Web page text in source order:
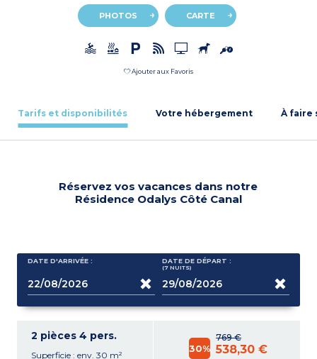
PHOTOS CARTE
Ajouter aux Favoris
Tarifs et disponibilités Votre hébergement À faire
Réservez vos vacances dans notre
Résidence Odalys Côté Canal
DATE D'ARRIVÉE : DATE DE DÉPART :
(7 NUITS)
2 pièces 4 pers.
Superficie : env. 30 m²
769 €
30% 538,30 €